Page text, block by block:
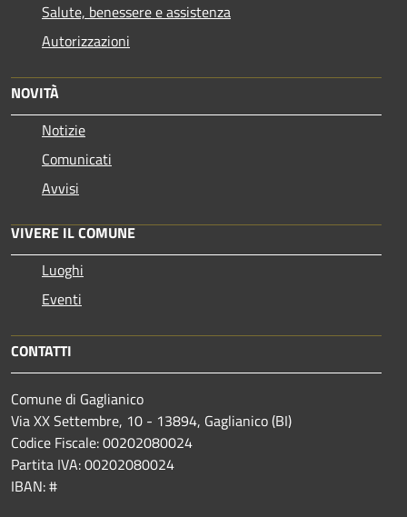
Salute, benessere e assistenza
Autorizzazioni
NOVITÀ
Notizie
Comunicati
Avvisi
VIVERE IL COMUNE
Luoghi
Eventi
CONTATTI
Comune di Gaglianico
Via XX Settembre, 10 - 13894, Gaglianico (BI)
Codice Fiscale: 00202080024
Partita IVA: 00202080024
IBAN: #